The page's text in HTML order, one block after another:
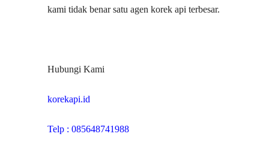
kami tidak benar satu agen korek api terbesar.
Hubungi Kami
korekapi.id
Telp : 085648741988